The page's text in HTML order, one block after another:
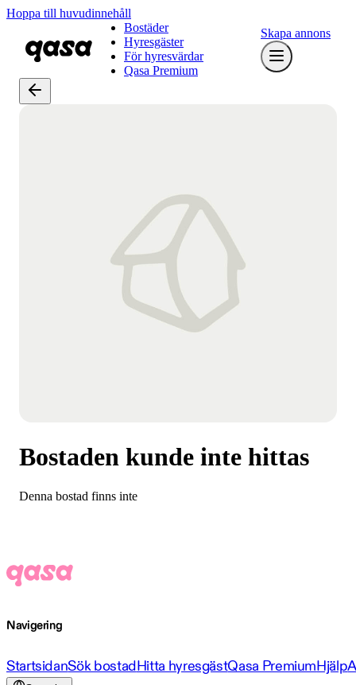
Hoppa till huvudinnehåll
Bostäder
Hyresgäster
För hyresvärdar
Qasa Premium
Skapa annons
Bostaden kunde inte hittas
Denna bostad finns inte
Navigering
StartsidanSök bostadHitta hyresgästQasa PremiumHjälp